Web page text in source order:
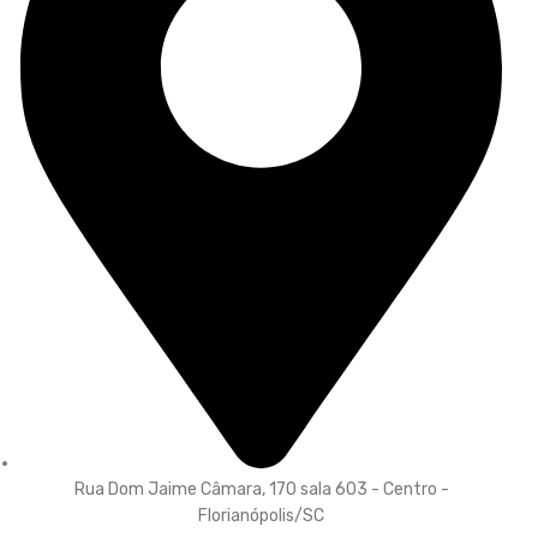
Rua Dom Jaime Câmara, 170 sala 603 - Centro -
Florianópolis/SC